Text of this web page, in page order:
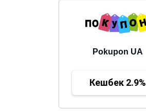
Pokupon UA
Кешбек 2.9%